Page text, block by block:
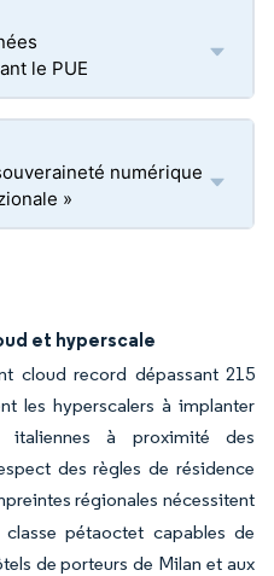
le PUE
numérique
»
et hyperscale
cloud record dépassant 215
les hyperscalers à implanter
à proximité des
des règles de résidence
régionales nécessitent
pétaoctet capables de
de porteurs de Milan et aux